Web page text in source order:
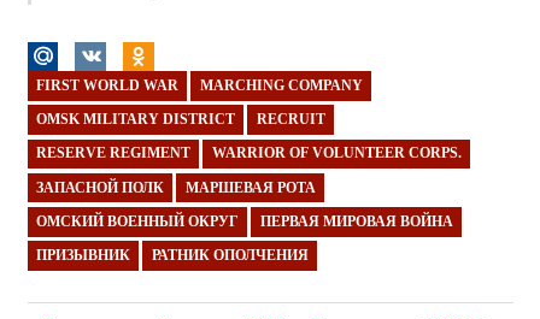
FIRST WORLD WAR MARCHING COMPANY
OMSK MILITARY DISTRICT RECRUIT
RESERVE REGIMENT WARRIOR OF VOLUNTEER CORPS.
ЗАПАСНОЙ ПОЛК МАРШЕВАЯ РОТА
ОМСКИЙ ВОЕННЫЙ ОКРУГ ПЕРВАЯ МИРОВАЯ ВОЙНА
ПРИЗЫВНИК РАТНИК ОПОЛЧЕНИЯ